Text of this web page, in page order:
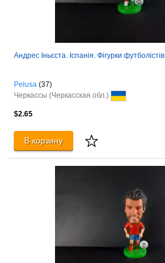
Андрес Іньєста. Іспанія. Фігурки футболістів
Pelusa (37)
Черкассы (Черкасская обл.)
$2.65
В корзину